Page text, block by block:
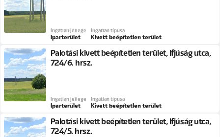
Ingatlan jellege
Iparterület
Ingatlan típusa
Kivett beépítetlen terület
Palotási kivett beépítetlen terület, Ifjúság utca,
724/6. hrsz.
Ingatlan jellege
Iparterület
Ingatlan típusa
Kivett beépítetlen terület
Palotási kivett beépítetlen terület, Ifjúság utca,
724/5. hrsz.